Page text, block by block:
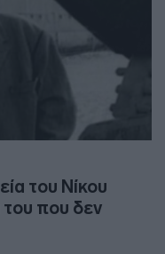
του Νίκου
που δεν